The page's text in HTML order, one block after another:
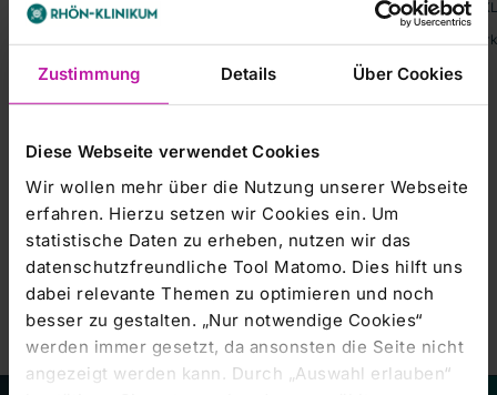
Zustimmung Details Über Cookies
Diese Webseite verwendet Cookies
Wir wollen mehr über die Nutzung unserer Webseite
erfahren. Hierzu setzen wir Cookies ein. Um
statistische Daten zu erheben, nutzen wir das
datenschutzfreundliche Tool Matomo. Dies hilft uns
dabei relevante Themen zu optimieren und noch
besser zu gestalten. „Nur notwendige Cookies“
werden immer gesetzt, da ansonsten die Seite nicht
angezeigt werden kann. Durch „Auswahl erlauben“
RHÖN-KLINIKUM AG rüstet sich mit neuer Spitze für die
WKN: 704233; ISIN: DE0007042335; Index: MDAXNotiert: Amtlicher
zur
Verfügung.
optimale
zu
bitten wir Sie
anzupassen.
Marketing-
Cookies
akzeptieren
Kursentwicklung